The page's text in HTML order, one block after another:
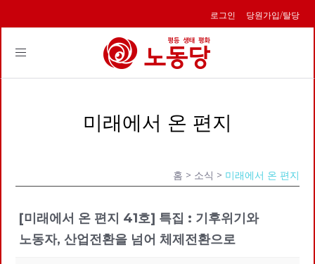
로그인 당원가입/탈당
Toggle
미래에서 온 편지
홈 > 소식 > 미래에서 온 편지
[미래에서 온 편지 41호] 특집 : 기후위기와
노동자, 산업전환을 넘어 체제전환으로